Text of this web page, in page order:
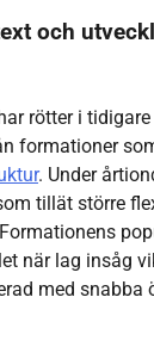
och
rötter i
formationer
. Under
tillät större
när lag insåg
med snabba